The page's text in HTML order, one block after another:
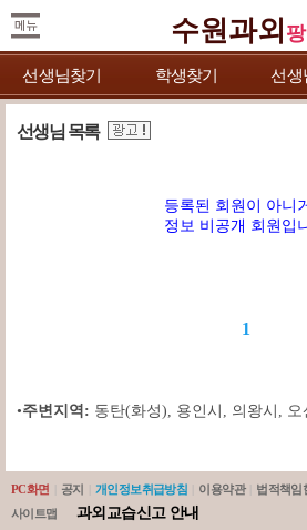
수원과외
선생님찾기 학생찾기 선생
선생님 목록
등록된 회원이 아니
정보 비공개 회원입
1
•주변지역: 동탄(화성), 용인시 , 의왕시 , 오
PC화면 공지 개인정보취급방침 이용약관 법적책임
사이트맵
과외교습신고 안내